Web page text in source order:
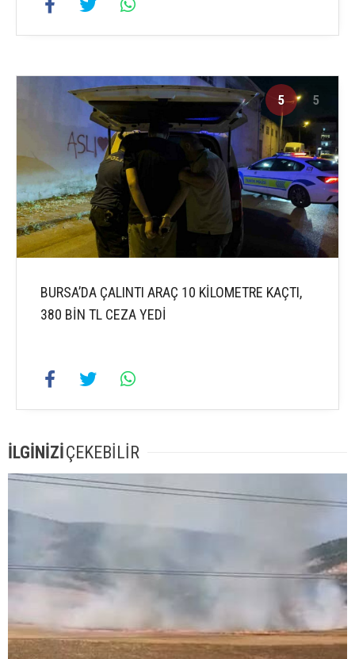
5 5
BURSA’DA ÇALINTI ARAÇ 10 KİLOMETRE KAÇTI,
380 BİN TL CEZA YEDİ
İLGİNİZİÇEKEBİLİR